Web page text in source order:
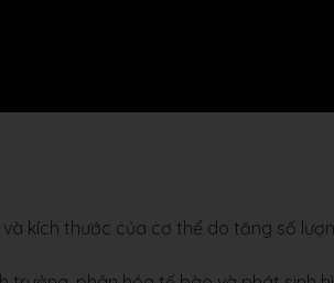
kích thước của cơ thể do tăng số